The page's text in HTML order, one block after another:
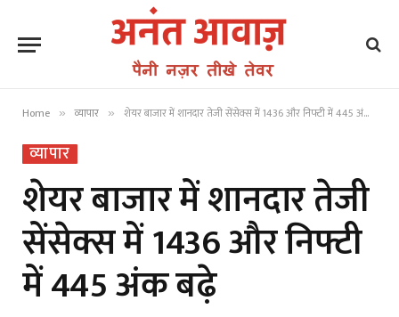
Home » व्यापार » शेयर बाजार में शानदार तेजी सेंसेक्स में 1436 और निफ्टी में 445 अंक बढ़े
व्यापार
शेयर बाजार में शानदार तेजी
सेंसेक्स में 1436 और निफ्टी
में 445 अंक बढ़े